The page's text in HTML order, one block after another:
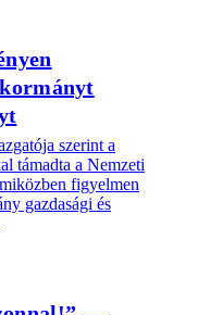
szerint a
támadta a Nemzeti
figyelmen
gazdasági és